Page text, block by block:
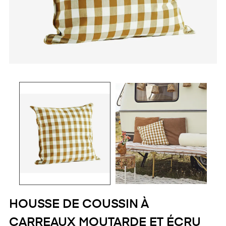
HOUSSE DE COUSSIN À
CARREAUX MOUTARDE ET ÉCRU